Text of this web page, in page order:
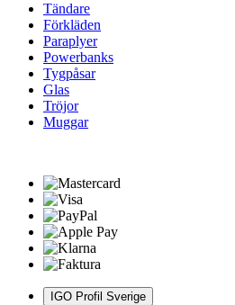
Tändare
Förkläden
Paraplyer
Powerbanks
Tygpåsar
Glas
Tröjor
Muggar
IGO Profil Sverige